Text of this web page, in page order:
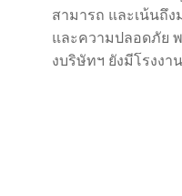
สามารถ และเน้นถึง
และความปลอดภัย
งบริษัทฯ ยังมีโรงงา